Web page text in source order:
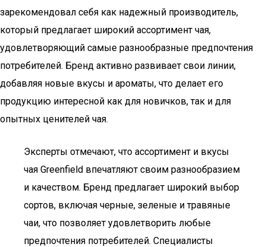
зарекомендовал себя как надежный производитель,
который предлагает широкий ассортимент чая,
удовлетворяющий самые разнообразные предпочтения
потребителей. Бренд активно развивает свои линии,
добавляя новые вкусы и ароматы, что делает его
продукцию интересной как для новичков, так и для
опытных ценителей чая.
Эксперты отмечают, что ассортимент и вкусы
чая Greenfield впечатляют своим разнообразием
и качеством. Бренд предлагает широкий выбор
сортов, включая черные, зеленые и травяные
чаи, что позволяет удовлетворить любые
предпочтения потребителей. Специалисты